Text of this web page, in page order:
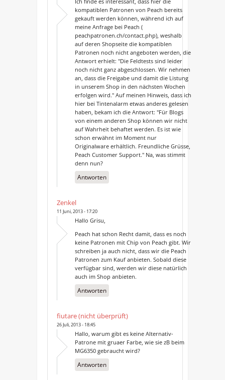
kompatiblen Patronen von Peach bereits
gekauft werden können, während ich auf
meine Anfrage bei Peach (
peachpatronen.ch/contact.php), weshalb
auf deren Shopseite die kompatiblen
Patronen noch nicht angeboten werden, die
Antwort erhielt: "Die Feldtests sind leider
noch nicht ganz abgeschlossen. Wir nehmen
an, dass die Freigabe und damit die Listung
in unserem Shop in den nächsten Wochen
erfolgen wird." Auf meinen Hinweis, dass ich
hier bei Tintenalarm etwas anderes gelesen
haben, bekam ich die Antwort: "Für Blogs
von einem anderen Shop können wir nicht
auf Wahrheit behaftet werden. Es ist wie
schon erwähnt im Moment nur
Originalware erhältlich. Freundliche Grüsse,
Peach Customer Support." Na, was stimmt
denn nun?
Antworten
Zenkel
11 Juni, 2013 - 17:20
Hallo Grisu,
Peach hat schon Recht damit, dass es noch
keine Patronen mit Chip von Peach gibt. Wir
schreiben ja auch nicht, dass wir die Peach
Patronen zum Kauf anbieten. Sobald diese
verfügbar sind, werden wir diese natürlich
auch im Shop anbieten.
Antworten
fiutare (nicht überprüft)
26 Juli, 2013 - 18:45
Hallo, warum gibt es keine Alternativ-
Patrone mit gruaer Farbe, wie sie zB beim
MG6350 gebraucht wird?
Antworten